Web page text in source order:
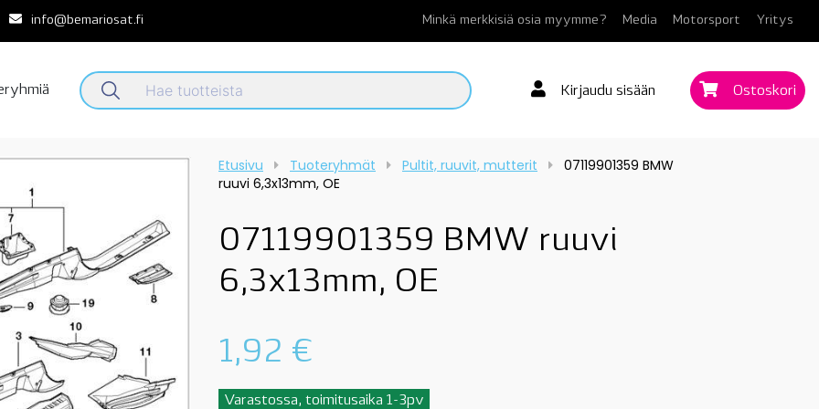
info@bemariosat.fi Minkä merkkisiä osia myymme? Media Motorsport Yritys
Kirjaudu sisään Ostoskori
Etusivu Tuoteryhmät Pultit, ruuvit, mutterit
07119901359 BMW
ruuvi 6,3x13mm, OE
07119901359 BMW ruuvi
6,3x13mm, OE
1,92 €
Varastossa, toimitusaika 1-3pv